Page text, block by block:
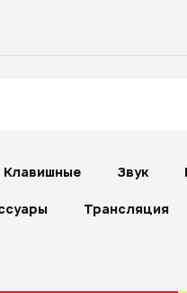
Клавишные Звук
Трансляция